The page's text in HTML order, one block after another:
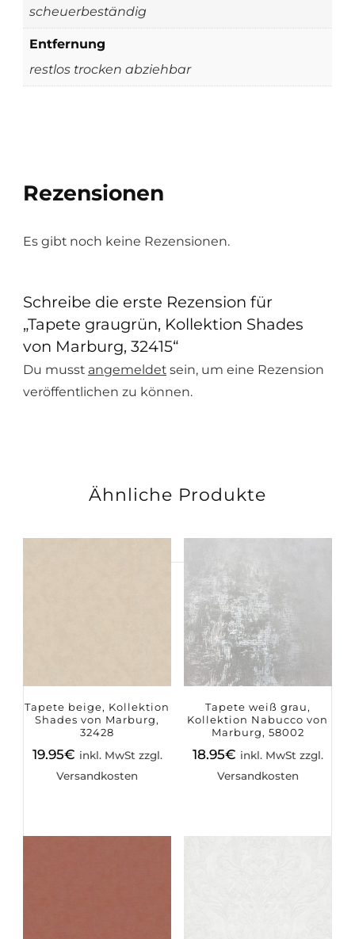
scheuerbeständig
Entfernung
restlos trocken abziehbar
Rezensionen
Es gibt noch keine Rezensionen.
Schreibe die erste Rezension für
„Tapete graugrün, Kollektion Shades
von Marburg, 32415“
Du musst angemeldet sein, um eine Rezension
veröffentlichen zu können.
Ähnliche Produkte
Tapete beige, Kollektion
Shades von Marburg,
32428
19.95€ inkl. MwSt zzgl.
Versandkosten
Tapete weiß grau,
Kollektion Nabucco von
Marburg, 58002
18.95€ inkl. MwSt zzgl.
Versandkosten
Suchen
nach: